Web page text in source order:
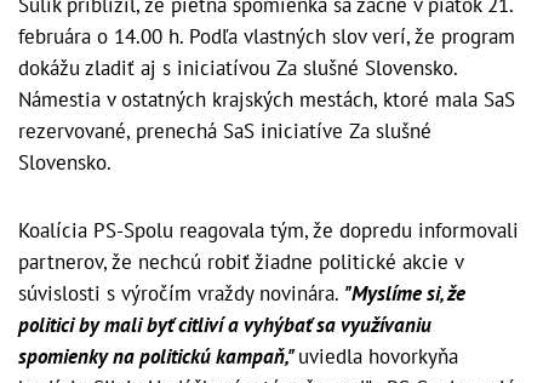
februára o 14.00 h. Podľa vlastných slov verí, že program
dokážu zladiť aj s iniciatívou Za slušné Slovensko.
Námestia v ostatných krajských mestách, ktoré mala SaS
rezervované, prenechá SaS iniciatíve Za slušné
Slovensko.
Koalícia PS-Spolu reagovala tým, že dopredu informovali
partnerov, že nechcú robiť žiadne politické akcie v
súvislosti s výročím vraždy novinára. "Myslíme si, že
politici by mali byť citliví a vyhýbať sa využívaniu
spomienky na politickú kampaň,"uviedla hovorkyňa